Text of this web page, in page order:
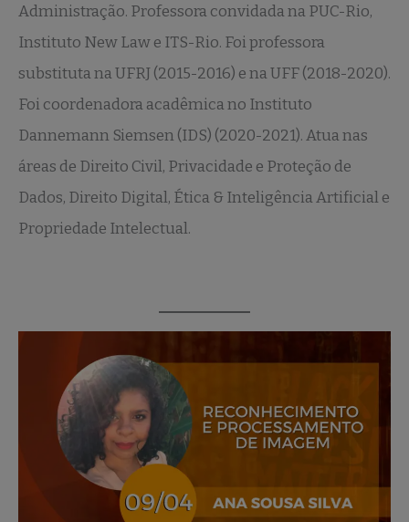
Administração. Professora convidada na PUC-Rio,
Instituto New Law e ITS-Rio. Foi professora
substituta na UFRJ (2015-2016) e na UFF (2018-2020).
Foi coordenadora acadêmica no Instituto
Dannemann Siemsen (IDS) (2020-2021). Atua nas
áreas de Direito Civil, Privacidade e Proteção de
Dados, Direito Digital, Ética & Inteligência Artificial e
Propriedade Intelectual.